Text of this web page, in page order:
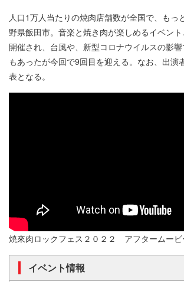
人口1万人当たりの焼肉店舗数が全国で、もっ
野県飯田市。音楽と焼き肉が楽しめるイベン
開催され、台風や、新型コロナウイルスの影
もあったが今回で9回目を迎える。なお、出演
表となる。
焼來肉ロックフェス２０２２ アフタームービ
イベント情報